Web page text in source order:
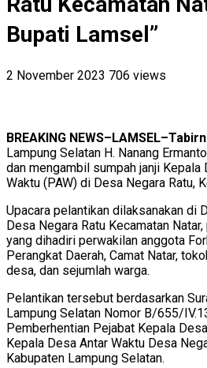
Bupati Lamsel”
2 November 2023 706 views
BREAKING
Lampung Selatan H. Nanang
dan mengambil sumpah janji Kepala
Waktu (PAW) di Desa Negara Ratu,
Upacara pelantikan dilaksanakan di
Desa Negara Ratu Kecamatan
yang dihadiri perwakilan anggota
Perangkat Daerah, Camat Natar,
desa, dan sejumlah warga.
Pelantikan tersebut berdasarkan
Lampung Selatan Nomor B/655/
Pemberhentian Pejabat Kepala
Kepala Desa Antar Waktu Desa
Kabupaten Lampung Selatan.